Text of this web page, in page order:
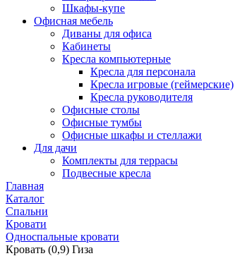
Шкафы-купе
Офисная мебель
Диваны для офиса
Кабинеты
Кресла компьютерные
Кресла для персонала
Кресла игровые (геймерские)
Кресла руководителя
Офисные столы
Офисные тумбы
Офисные шкафы и стеллажи
Для дачи
Комплекты для террасы
Подвесные кресла
Главная
Каталог
Спальни
Кровати
Односпальные кровати
Кровать (0,9) Гиза